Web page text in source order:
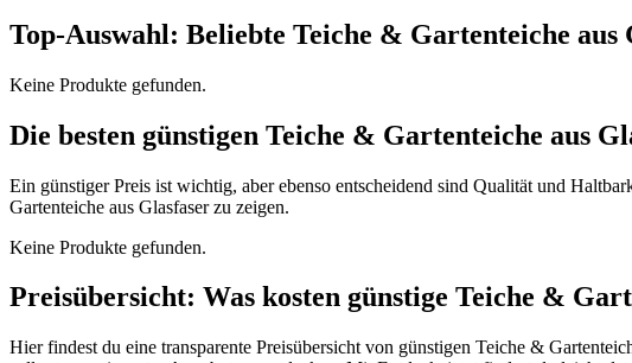
Top-Auswahl: Beliebte Teiche & Gartenteiche
Keine Produkte gefunden.
Die besten günstigen Teiche & Gartenteiche aus
Ein günstiger Preis ist wichtig, aber ebenso entscheidend sind Qualität und
Gartenteiche aus Glasfaser zu zeigen.
Keine Produkte gefunden.
Preisübersicht: Was kosten günstige Teiche &
Hier findest du eine transparente Preisübersicht von günstigen Teiche &